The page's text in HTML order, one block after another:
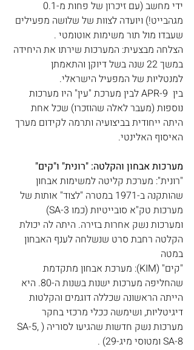
מגהבייט!) ויועדה לצוות של שלושה מפעילים
שעבדו מול תור משימות אוטומטי .
הצלחה מבצעית: המערכות שירתו את היחידה
במשך 22 שנה בשל דיוקן והתאמתן
למנטליות של המפעיל הישראלי.
בין  APR-9 לבין מערכת "עין" היו מערכות
נוספות (מעבר לאלה שהוזכרו) שכל אחת
היתה ייחודית בביצועיה ותרמה לקידום מערך
האיסוף האלינטי.
מערכות אבחון והקלטה: "רונית" ו"קים"
"רונית": מערכת קליטה למשימות אבחון
שהותקנה ב-1971 במטרה "לצוד" אותות של
מערכות טק"א סובייטיות (כמו SA-3)
ומערכות נשק אחרות בזירה. היתה לה יכולת
הקלטה רחבת סרט שנשלחה לענף האבחון
במטה
"קים" (KIM): מערכת אבחון מתקדמת
שהחליפה מערכות ישנות בשנות ה-80. היא
הייתה הראשונה שכללה דוגמים והקלטות
דיגיטליות, ושימשה ככלי מרכזי בחקר
מערכות נשק חדשות שהגיעו לסוריה (SA-5,
SA-8 ומטוסי מיג-29) .